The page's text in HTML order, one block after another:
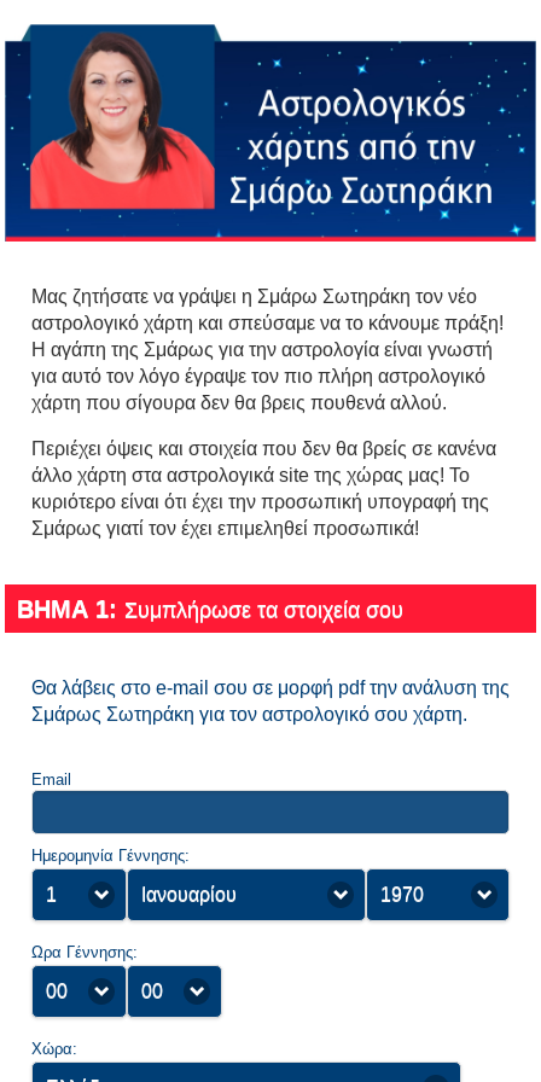
Μας ζητήσατε να γράψει η Σμάρω Σωτηράκη τον νέο
αστρολογικό χάρτη και σπεύσαμε να το κάνουμε πράξη!
Η αγάπη της Σμάρως για την αστρολογία είναι γνωστή
για αυτό τον λόγο έγραψε τον πιο πλήρη αστρολογικό
χάρτη που σίγουρα δεν θα βρεις πουθενά αλλού.
Περιέχει όψεις και στοιχεία που δεν θα βρείς σε κανένα
άλλο χάρτη στα αστρολογικά site της χώρας μας! Το
κυριότερο είναι ότι έχει την προσωπική υπογραφή της
Σμάρως γιατί τον έχει επιμεληθεί προσωπικά!
ΒΗΜΑ 1: Συμπλήρωσε τα στοιχεία σου
Θα λάβεις στο e-mail σου σε μορφή pdf την ανάλυση της
Σμάρως Σωτηράκη για τον αστρολογικό σου χάρτη.
Email
Ημερομηνία Γέννησης:
1 Ιανουαρίου 1970
Ωρα Γέννησης:
00 00
Χώρα: